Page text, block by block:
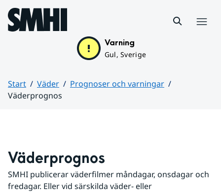
Hoppa till sidans innehåll
Varning
Gul, Sverige
Start Väder
Prognoser och varningar
Väderprognos
Väderprognos
SMHI publicerar väderfilmer måndagar, onsdagar och
fredagar. Eller vid särskilda väder- eller